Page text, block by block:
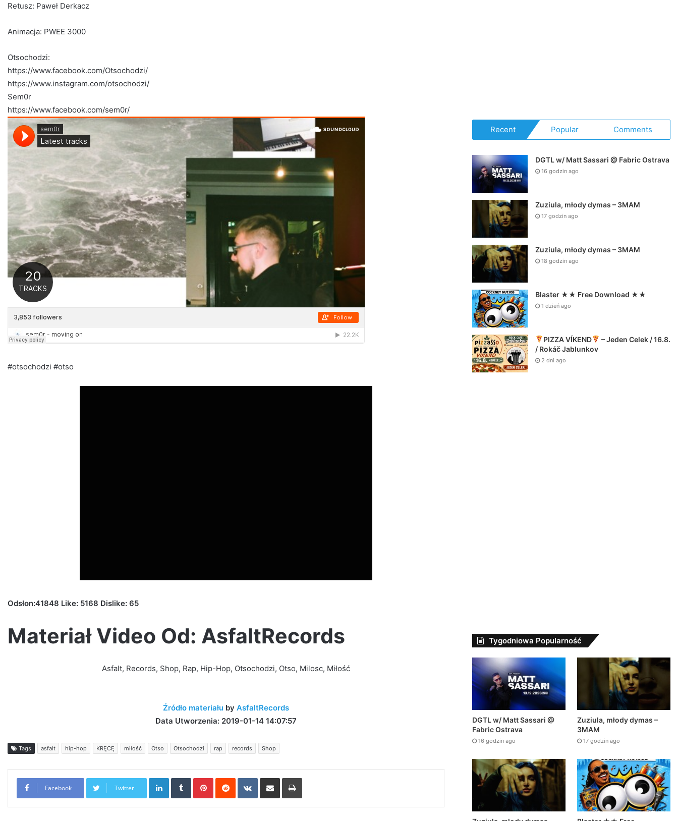
Retusz: Paweł Derkacz
Animacja: PWEE 3000
Otsochodzi:
https://www.facebook.com/Otsochodzi/
https://www.instagram.com/otsochodzi/
Sem0r
https://www.facebook.com/sem0r/
#otsochodzi #otso
Odsłon:41848 Like: 5168 Dislike: 65
Materiał Video Od: AsfaltRecords
Asfalt, Records, Shop, Rap, Hip-Hop, Otsochodzi, Otso, Milosc, Miłość
Źródło materiału by AsfaltRecords
Data Utworzenia: 2019-01-14 14:07:57
Tags asfalt hip-hop KRĘCĘ miłość Otso Otsochodzi rap records Shop
Facebook Twitter
LinkedInTumblrPinterestReddit VKontakte
Share via Email Print
Recent Popular Comments
DGTL w/ Matt Sassari @ Fabric Ostrava
16 godzin ago
Zuziula, młody dymas – 3MAM
17 godzin ago
Zuziula, młody dymas – 3MAM
18 godzin ago
Blaster ★★ Free Download ★★
1 dzień ago
PIZZA VÍKEND
– Jeden Celek / 16.8.
/ Rokáč Jablunkov
2 dni ago
Tygodniowa Popularność
DGTL w/ Matt Sassari @
Fabric Ostrava
16 godzin ago
Zuziula, młody dymas –
3MAM
17 godzin ago